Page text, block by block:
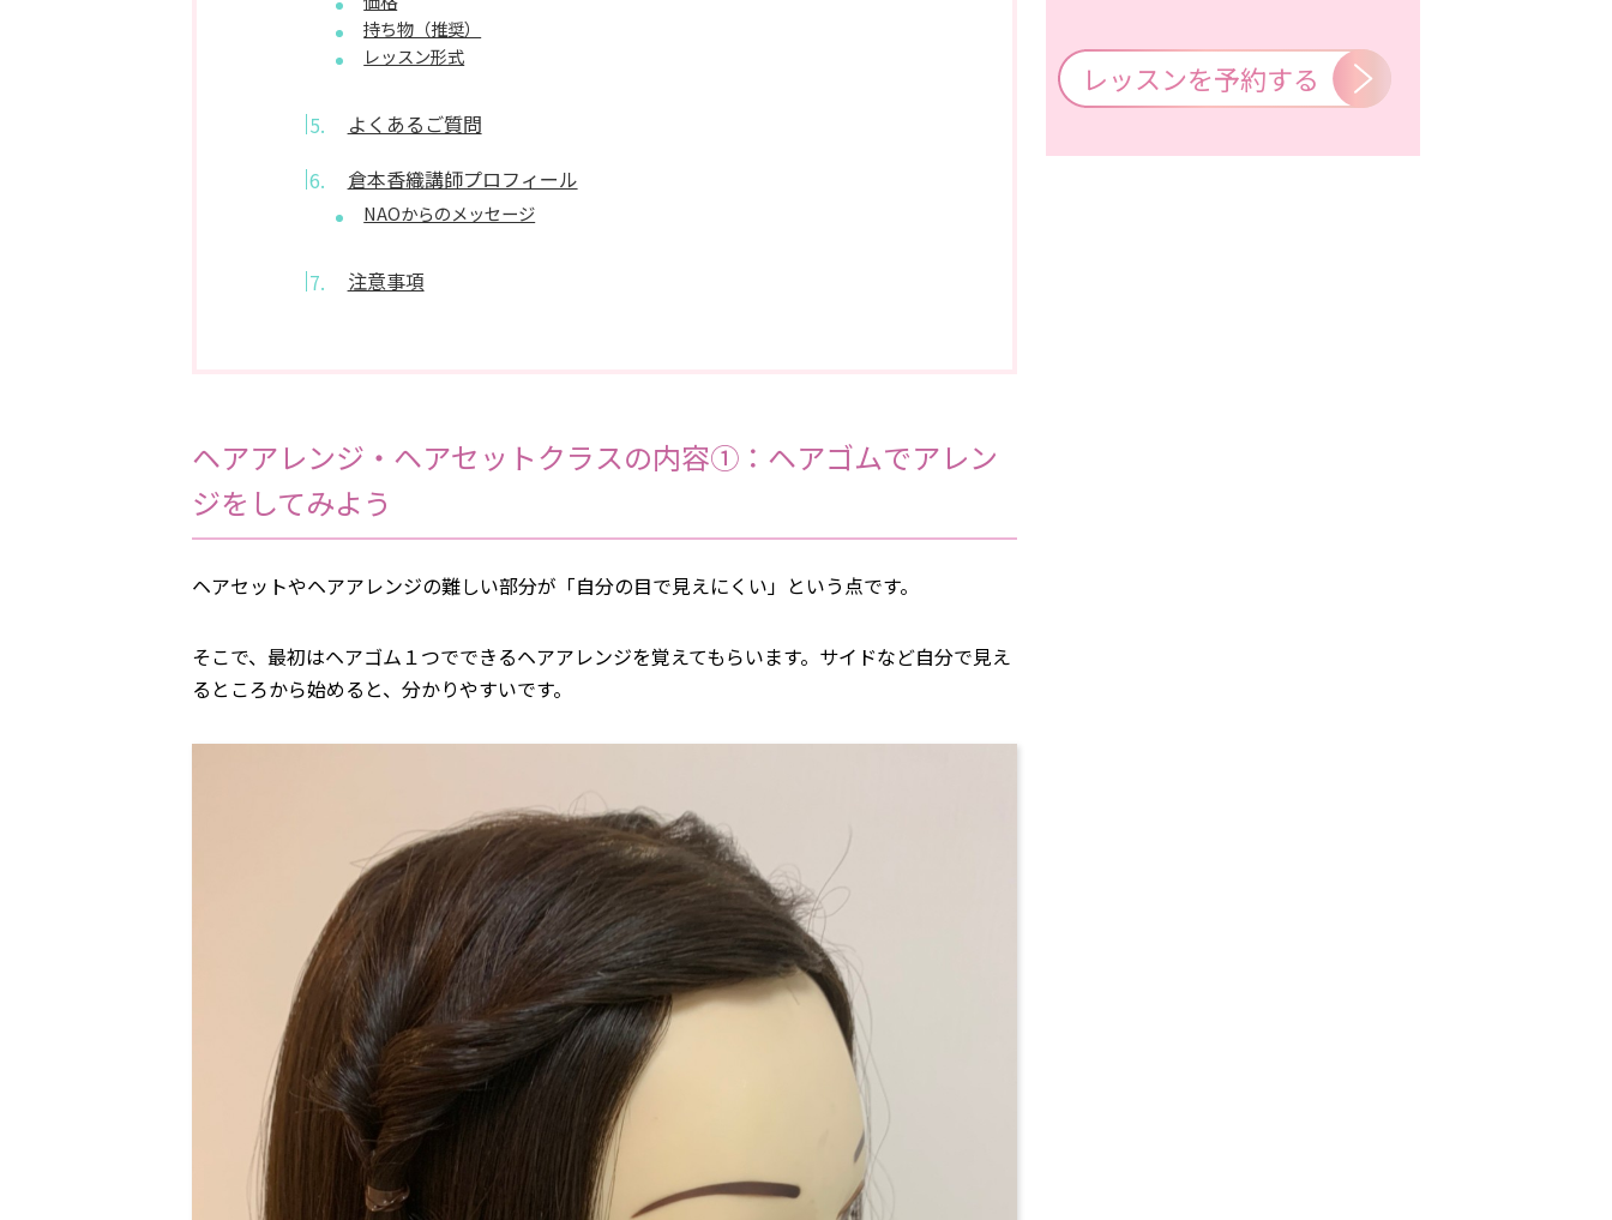
持ち物（推奨）
レッスン形式
よくあるご質問
倉本香織講師プロフィール
NAOからのメッセージ
注意事項
ヘアアレンジ・ヘアセットクラスの内容①：ヘアゴムでアレン
ジをしてみよう
ヘアセットやヘアアレンジの難しい部分が「自分の目で見えにくい」という点です。
そこで、最初はヘアゴム１つでできるヘアアレンジを覚えてもらいます。サイドなど自分で見え
るところから始めると、分かりやすいです。
レッスンを予約する